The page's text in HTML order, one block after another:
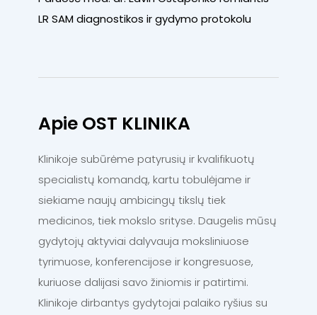
LR SAM diagnostikos ir gydymo protokolu
Apie OST KLINIKA
Klinikoje subūrėme patyrusių ir kvalifikuotų
specialistų komandą, kartu tobulėjame ir
siekiame naujų ambicingų tikslų tiek
medicinos, tiek mokslo srityse. Daugelis mūsų
gydytojų aktyviai dalyvauja moksliniuose
tyrimuose, konferencijose ir kongresuose,
kuriuose dalijasi savo žiniomis ir patirtimi.
Klinikoje dirbantys gydytojai palaiko ryšius su